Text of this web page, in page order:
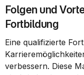
Folgen und
Fortbildung
Eine qualifizierte
verbessern. Diese